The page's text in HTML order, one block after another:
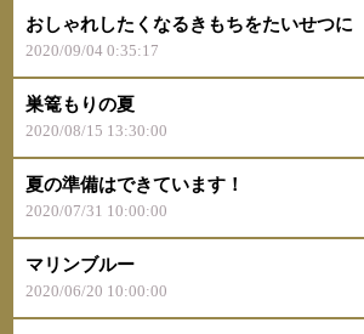
おしゃれしたくなるきもちをたいせつに
2020/09/04 0:35:17
巣篭もりの夏
2020/08/15 13:30:00
夏の準備はできています！
2020/07/31 10:00:00
マリンブルー
2020/06/20 10:00:00